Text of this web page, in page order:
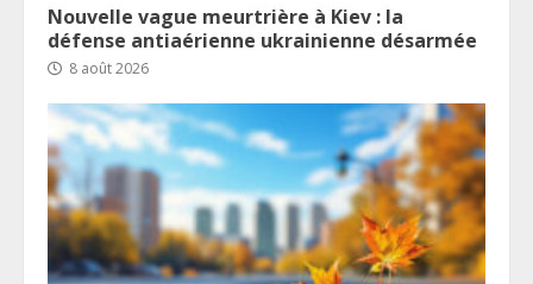
Nouvelle vague meurtrière à Kiev : la
défense antiaérienne ukrainienne désarmée
8 août 2026